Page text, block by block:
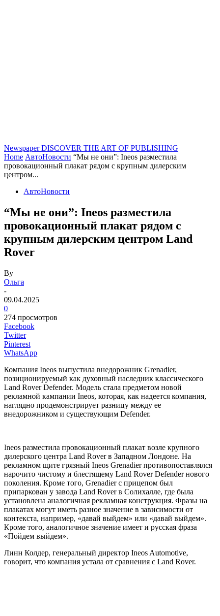
Newspaper DISCOVER THE ART OF PUBLISHING
Home АвтоНовости “Мы не они”: Ineos разместила
провокационный плакат рядом с крупным дилерским
центром...
АвтоНовости
“Мы не они”: Ineos разместила
провокационный плакат рядом с
крупным дилерским центром Land
Rover
By
Ольга
-
09.04.2025
0
274 просмотров
Facebook
Twitter
Pinterest
WhatsApp
Компания Ineos выпустила внедорожник Grenadier,
позиционируемый как духовный наследник классического
Land Rover Defender. Модель стала предметом новой
рекламной кампании Ineos, которая, как надеется компания,
наглядно продемонстрирует разницу между ее
внедорожником и существующим Defender.
Ineos разместила провокационный плакат возле крупного
дилерского центра Land Rover в Западном Лондоне. На
рекламном щите грязный Ineos Grenadier противопоставлялся
нарочито чистому и блестящему Land Rover Defender нового
поколения. Кроме того, Grenadier с прицепом был
припаркован у завода Land Rover в Солихалле, где была
установлена аналогичная рекламная конструкция. Фразы на
плакатах могут иметь разное значение в зависимости от
контекста, например, «давай выйдем» или «давай выйдем».
Кроме того, аналогичное значение имеет и русская фраза
«Пойдем выйдем».
Линн Колдер, генеральный директор Ineos Automotive,
говорит, что компания устала от сравнения с Land Rover.